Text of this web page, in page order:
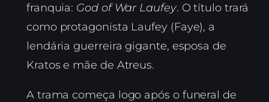
franquia: God of War Laufey. O título trará
como protagonista Laufey (Faye), a
lendária guerreira gigante, esposa de
Kratos e mãe de Atreus.
A trama começa logo após o funeral de